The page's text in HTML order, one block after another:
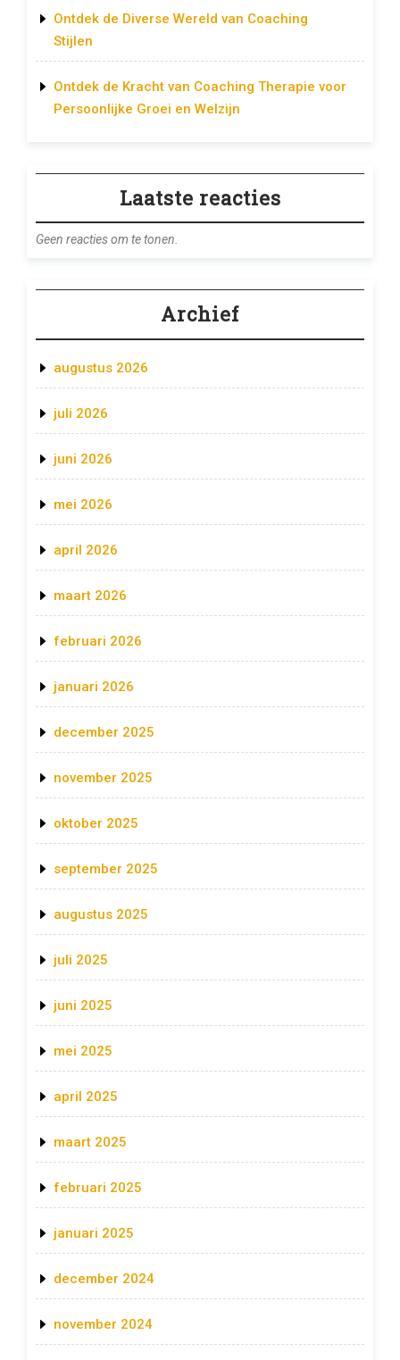
Ontdek de Diverse Wereld van Coaching
Stijlen
Ontdek de Kracht van Coaching Therapie voor
Persoonlijke Groei en Welzijn
Laatste reacties
Geen reacties om te tonen.
Archief
augustus 2026
juli 2026
juni 2026
mei 2026
april 2026
maart 2026
februari 2026
januari 2026
december 2025
november 2025
oktober 2025
september 2025
augustus 2025
juli 2025
juni 2025
mei 2025
april 2025
maart 2025
februari 2025
januari 2025
december 2024
november 2024